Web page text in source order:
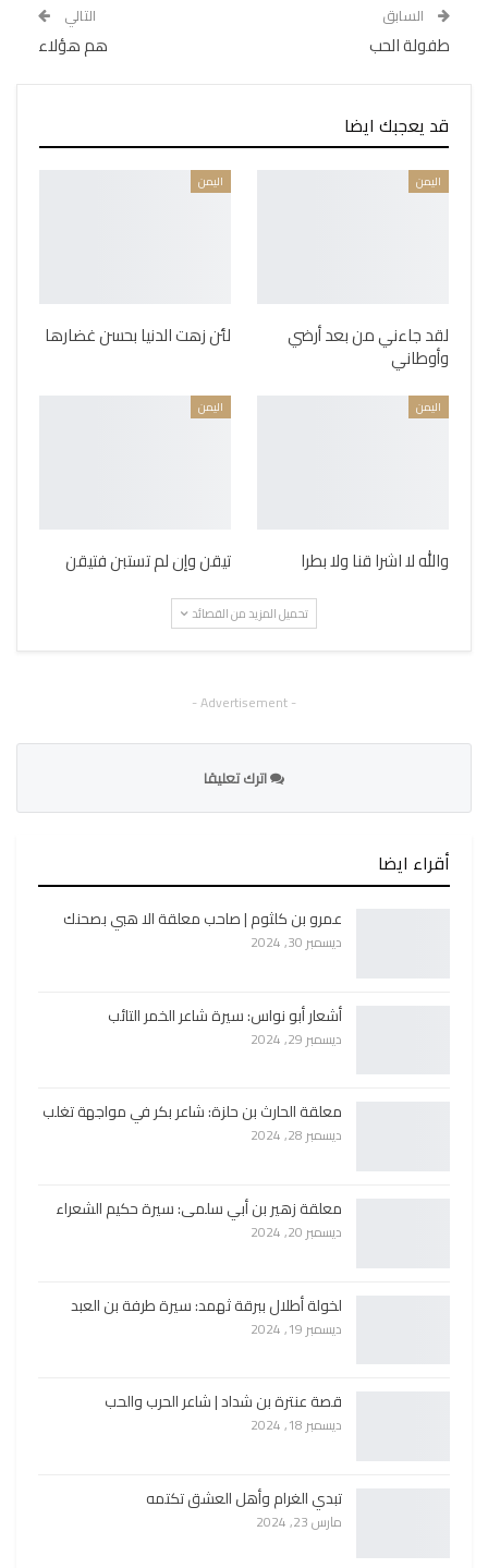
السابق
طفولة الحب
التالي
هم هؤلاء
قد يعجبك ايضا
اليمن
لقد جاءني من بعد أرضي
وأوطاني
اليمن
لئن زهت الدنيا بحسن غضارها
اليمن
والله لا اشرا قنا ولا بطرا
اليمن
تيقن وإن لم تستبن فتيقن
تحميل المزيد من القصائد
- Advertisement -
اترك تعليقا
أقراء ايضا
عمرو بن كلثوم | صاحب معلقة الا هبي بصحنك
ديسمبر 30, 2024
أشعار أبو نواس: سيرة شاعر الخمر التائب
ديسمبر 29, 2024
معلقة الحارث بن حلزة: شاعر بكر في مواجهة تغلب
ديسمبر 28, 2024
معلقة زهير بن أبي سلمى: سيرة حكيم الشعراء
ديسمبر 20, 2024
لخولة أطلال ببرقة ثهمد: سيرة طرفة بن العبد
ديسمبر 19, 2024
قصة عنترة بن شداد | شاعر الحرب والحب
ديسمبر 18, 2024
تبدي الغرام وأهل العشق تكتمه
مارس 23, 2024